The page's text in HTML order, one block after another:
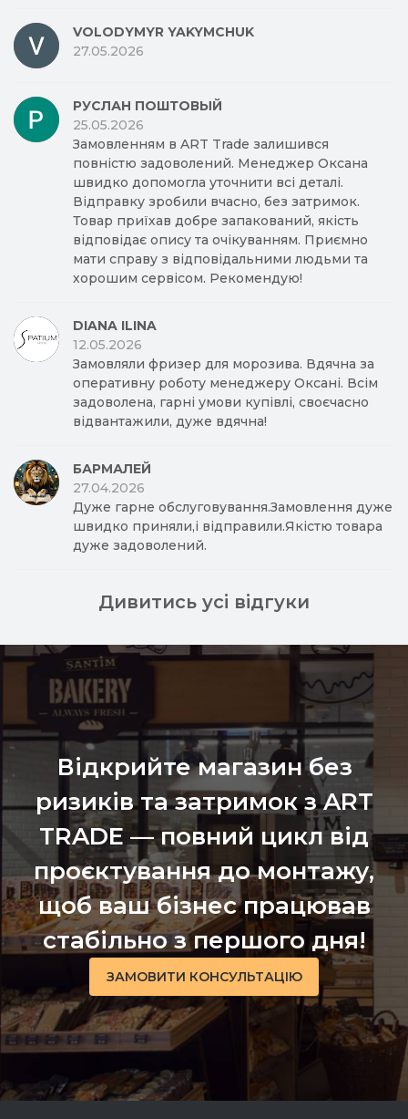
VOLODYMYR YAKYMCHUK
27.05.2026
РУСЛАН ПОШТОВЫЙ
25.05.2026
Замовленням в ART Trade залишився
повністю задоволений. Менеджер Оксана
швидко допомогла уточнити всі деталі.
Відправку зробили вчасно, без затримок.
Товар приїхав добре запакований, якість
відповідає опису та очікуванням. Приємно
мати справу з відповідальними людьми та
хорошим сервісом. Рекомендую!
DIANA ILINA
12.05.2026
Замовляли фризер для морозива. Вдячна за
оперативну роботу менеджеру Оксані. Всім
задоволена, гарні умови купівлі, своєчасно
відвантажили, дуже вдячна!
БАРМАЛЕЙ
27.04.2026
Дуже гарне обслуговування.Замовлення дуже
швидко приняли,і відправили.Якістю товара
дуже задоволений.
Дивитись усі відгуки
Відкрийте магазин без
ризиків та затримок з ART
TRADE — повний цикл від
проєктування до монтажу,
щоб ваш бізнес працював
стабільно з першого дня!
ЗАМОВИТИ КОНСУЛЬТАЦІЮ